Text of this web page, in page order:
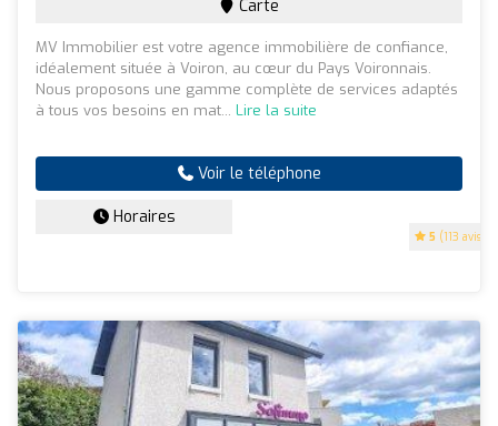
5 (113 avis)
Carte
MV Immobilier est votre agence immobilière de confiance,
idéalement située à Voiron, au cœur du Pays Voironnais.
Nous proposons une gamme complète de services adaptés
à tous vos besoins en mat... Lire la suite
Voir le téléphone
Horaires